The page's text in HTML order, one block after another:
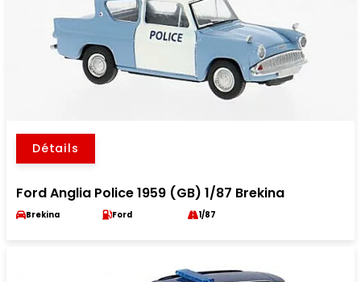
Détails
Ford Anglia Police 1959 (GB) 1/87 Brekina
Brekina Ford 1/87